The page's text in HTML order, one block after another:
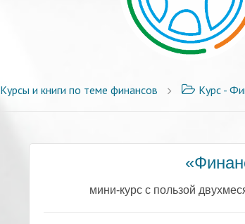
Курсы и книги по теме финансов Курс -
мини-курс с пользой